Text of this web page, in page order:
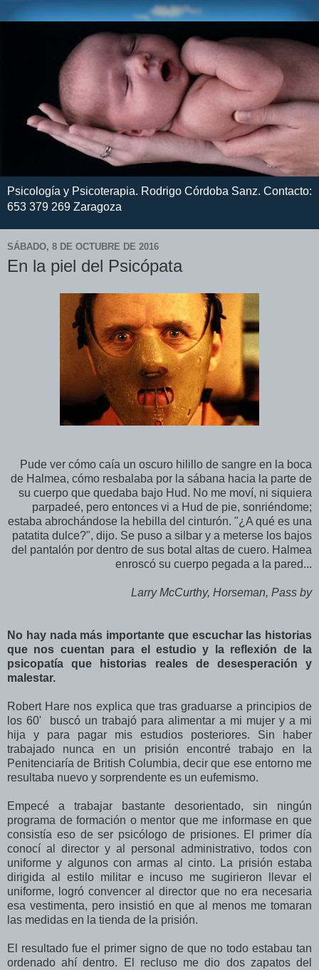
Psicología y Psicoterapia. Rodrigo Córdoba Sanz. Contacto:
653 379 269 Zaragoza
SÁBADO, 8 DE OCTUBRE DE 2016
En la piel del Psicópata
Pude ver cómo caía un oscuro hilillo de sangre en la boca
de Halmea, cómo resbalaba por la sábana hacia la parte de
su cuerpo que quedaba bajo Hud. No me moví, ni siquiera
parpadeé, pero entonces vi a Hud de pie, sonriéndome;
estaba abrochándose la hebilla del cinturón. "¿A qué es una
patatita dulce?", dijo. Se puso a silbar y a meterse los bajos
del pantalón por dentro de sus botal altas de cuero. Halmea
enroscó su cuerpo pegada a la pared...
Larry McCurthy, Horseman, Pass by
No hay nada más importante que escuchar las historias
que nos cuentan para el estudio y la reflexión de la
psicopatía que historias reales de desesperación y
malestar.
Robert Hare nos explica que tras graduarse a principios de
los 60' buscó un trabajó para alimentar a mi mujer y a mi
hija y para pagar mis estudios posteriores. Sin haber
trabajado nunca en un prisión encontré trabajo en la
Penitenciaría de British Columbia, decir que ese entorno me
resultaba nuevo y sorprendente es un eufemismo.
Empecé a trabajar bastante desorientado, sin ningún
programa de formación o mentor que me informase en que
consistía eso de ser psicólogo de prisiones. El primer día
conocí al director y al personal administrativo, todos con
uniforme y algunos con armas al cinto. La prisión estaba
dirigida al estilo militar e incuso me sugirieron llevar el
uniforme, logró convencer al director que no era necesaria
esa vestimenta, pero insistió en que al menos me tomaran
las medidas en la tienda de la prisión.
El resultado fue el primer signo de que no todo estabau tan
ordenado ahí dentro. El recluso me dio dos zapatos del